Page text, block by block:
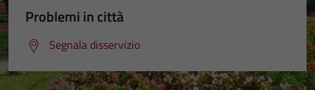
Problemi in città
Segnala disservizio